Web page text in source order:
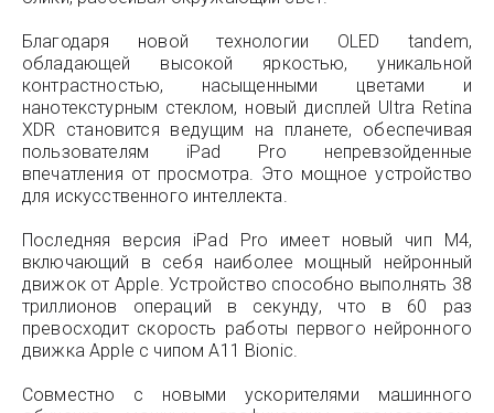
Благодаря новой технологии OLED tandem,
обладающей высокой яркостью, уникальной
контрастностью, насыщенными цветами и
нанотекстурным стеклом, новый дисплей Ultra Retina
XDR становится ведущим на планете, обеспечивая
пользователям iPad Pro непревзойденные
впечатления от просмотра. Это мощное устройство
для искусственного интеллекта.
Последняя версия iPad Pro имеет новый чип M4,
включающий в себя наиболее мощный нейронный
движок от Apple. Устройство способно выполнять 38
триллионов операций в секунду, что в 60 раз
превосходит скорость работы первого нейронного
движка Apple с чипом A11 Bionic.
Совместно с новыми ускорителями машинного